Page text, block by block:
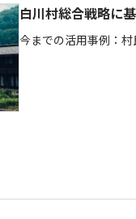
白川村総合戦略に
今までの活用事例：